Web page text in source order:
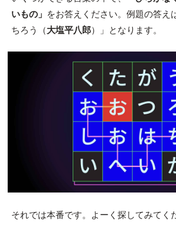
いもの」 をお答えください。例題の答え
ちろう（大塩平八郎）」となります。
それでは本番です。よーく探してみてく